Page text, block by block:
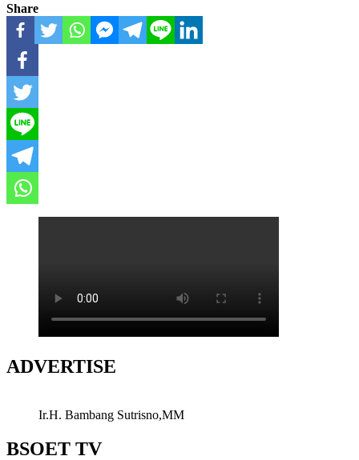
Share
ADVERTISE
Ir.H. Bambang Sutrisno,MM
BSOET TV